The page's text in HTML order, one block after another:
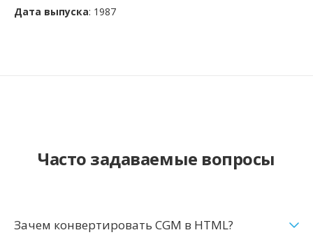
Дата выпуска: 1987
Часто задаваемые вопросы
Зачем конвертировать CGM в HTML?